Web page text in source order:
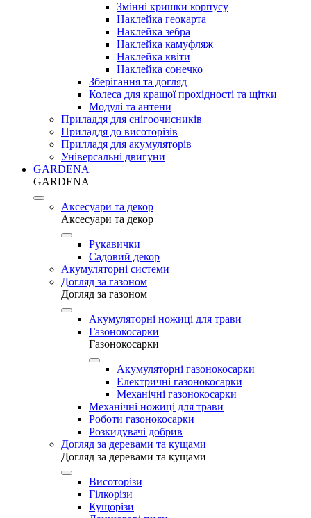
Змінні кришки корпусу
Наклейка геокарта
Наклейка зебра
Наклейка камуфляж
Наклейка квіти
Наклейка сонечко
Зберігання та догляд
Колеса для кращої прохідності та щітки
Модулі та антени
Приладдя для снігоочисників
Приладдя до висоторізів
Прилладя для акумуляторів
Універсальні двигуни
GARDENA
GARDENA
Аксесуари та декор
Аксесуари та декор
Рукавички
Садовий декор
Акумуляторні системи
Догляд за газоном
Догляд за газоном
Акумуляторні ножиці для трави
Газонокосарки
Газонокосарки
Акумуляторні газонокосарки
Електричні газонокосарки
Механічні газонокосарки
Механічні ножиці для трави
Роботи газонокосарки
Розкидувачі добрив
Догляд за деревами та кущами
Догляд за деревами та кущами
Висоторізи
Гілкорізи
Кущорізи